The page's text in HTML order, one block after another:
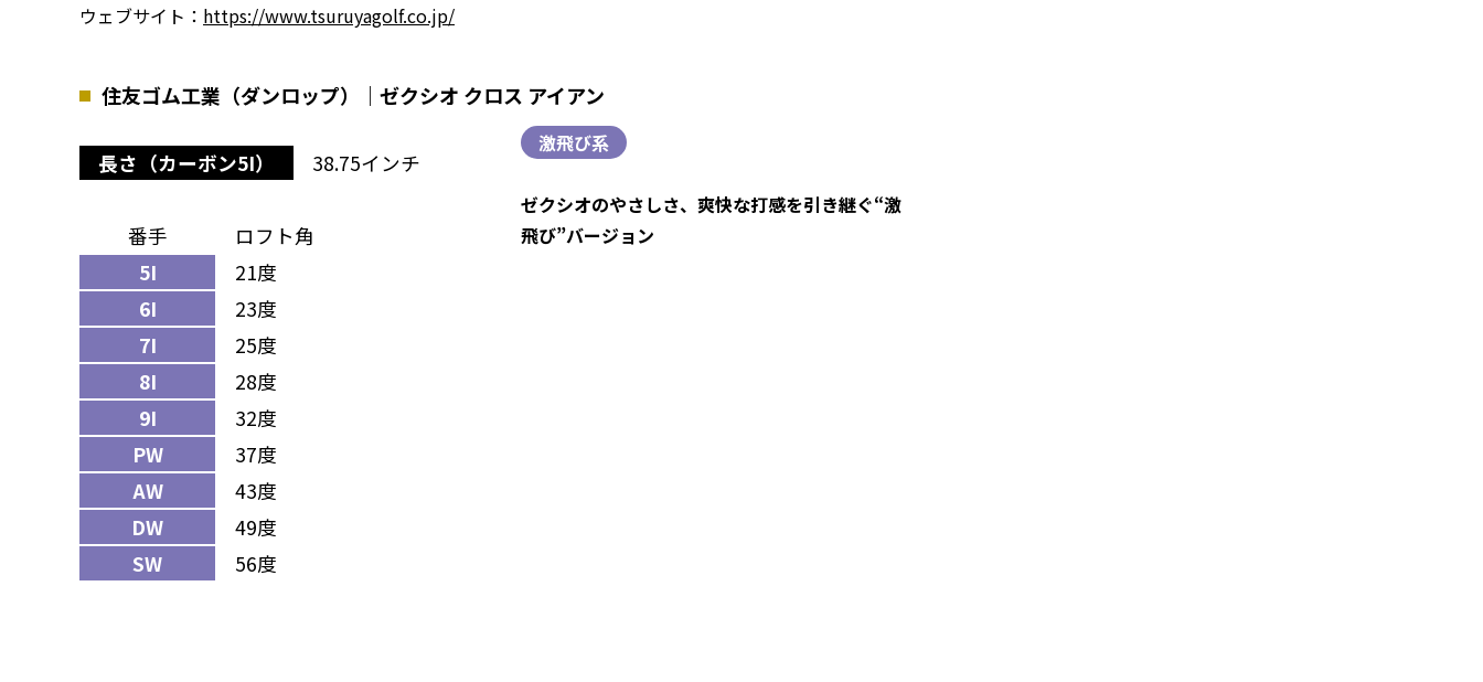
ウェブサイト： https://www.tsuruyagolf.co.jp/
住友ゴム工業（ダンロップ）｜ゼクシオ クロス アイアン
激飛び系
ゼクシオのやさしさ、爽快な打感を引き継ぐ“激
飛び”バージョン
長さ（カーボン5I） 38.75インチ
番手
ロフト角
5I
21度
6I
23度
7I
25度
8I
28度
9I
32度
PW
37度
AW
43度
DW
49度
SW
56度